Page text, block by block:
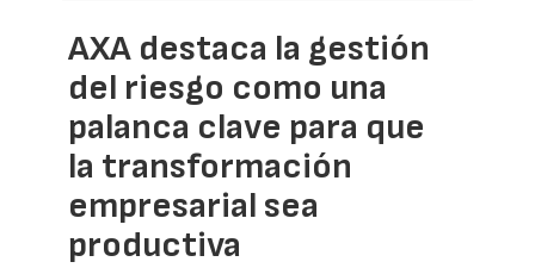
AXA destaca la gestión
del riesgo como una
palanca clave para que
la transformación
empresarial sea
productiva